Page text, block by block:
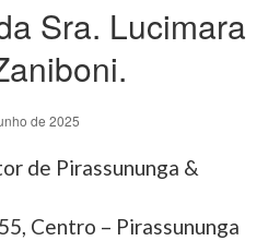
Sra. Lucimara
de 2025
de Pirassununga &
Centro – Pirassununga